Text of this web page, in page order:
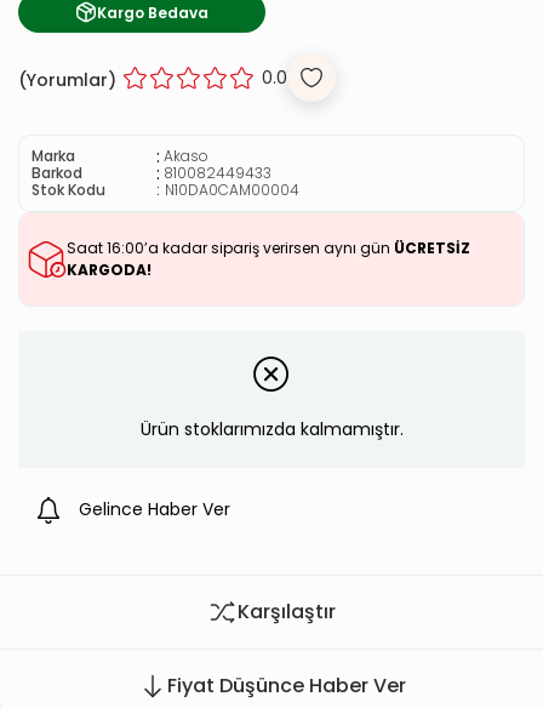
Kargo Bedava
(Yorumlar) 0.0
Marka : Akaso
Barkod
: 810082449433
Stok Kodu
N10DA0CAM00004
Saat 16:00’a kadar sipariş verirsen aynı gün ÜCRETSİZ
KARGODA!
Ürün stoklarımızda kalmamıştır.
Gelince Haber Ver
Karşılaştır
Fiyat Düşünce Haber Ver